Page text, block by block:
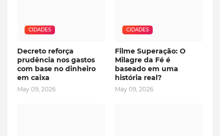
CIDADES
Decreto reforça
prudência nos gastos
com base no dinheiro
em caixa
May 09, 2026
CIDADES
Filme Superação: O
Milagre da Fé é
baseado em uma
história real?
May 09, 2026